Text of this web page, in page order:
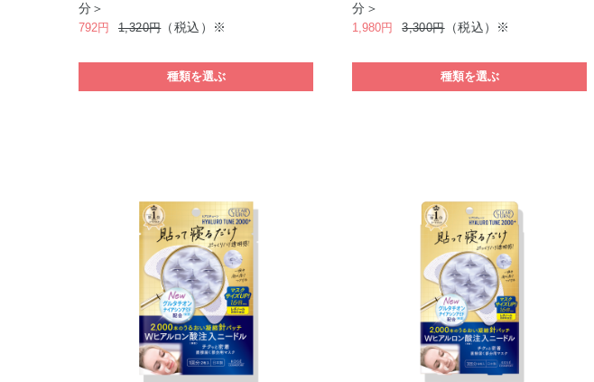
分＞
792円 1,320円（税込）※
種類を選ぶ
分＞
1,980円 3,300円（税込）※
種類を選ぶ